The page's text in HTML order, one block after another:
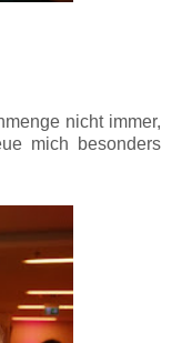
nicht immer,
mich besonders